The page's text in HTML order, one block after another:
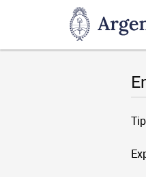
DNGU
Dirección
Nacional